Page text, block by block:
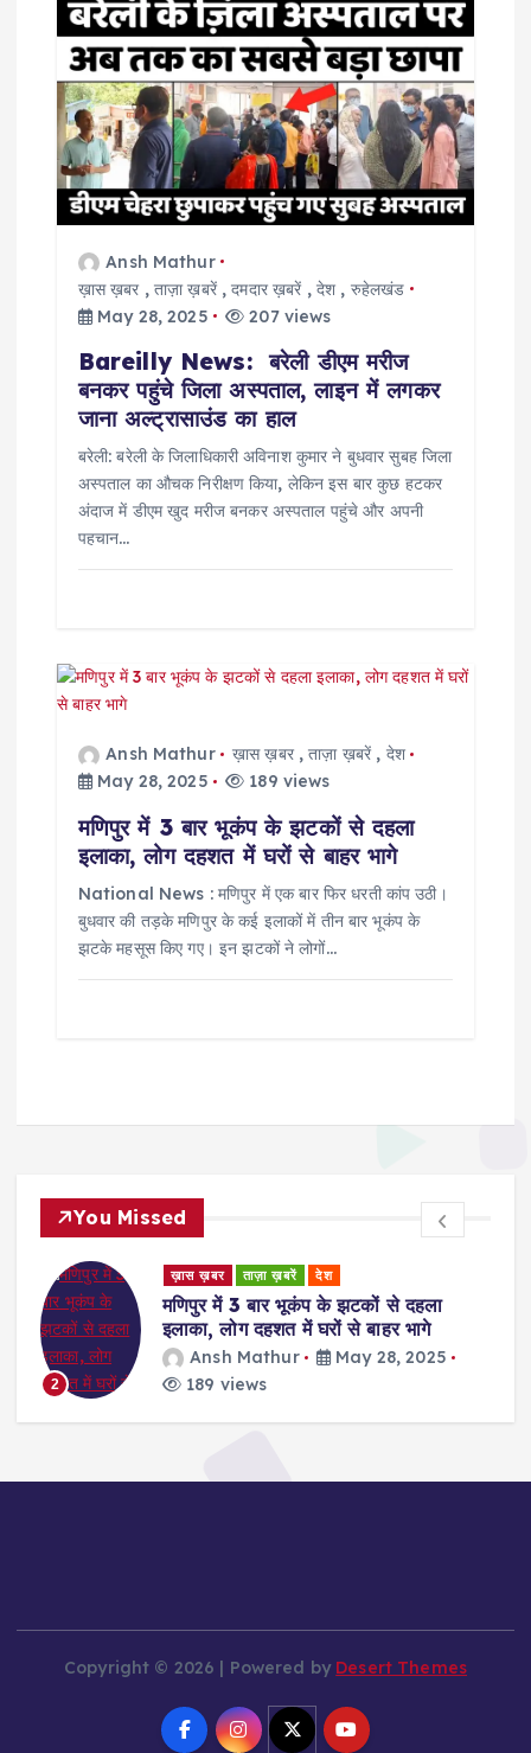
g
a
t
Ansh Mathur
ख़ास ख़बर ,ताज़ा ख़बरें,दमदार ख़बरें , देश , रुहेलखंड
May 28, 2025
207 views
Bareilly News: बरेली डीएम मरीज
बनकर पहुंचे जिला अस्पताल, लाइन में लगकर
जाना अल्ट्रासाउंड का हाल
बरेली: बरेली के जिलाधिकारी अविनाश कुमार ने बुधवार सुबह जिला
अस्पताल का औचक निरीक्षण किया, लेकिन इस बार कुछ हटकर
अंदाज में डीएम खुद मरीज बनकर अस्पताल पहुंचे और अपनी
पहचान…
Ansh Mathur ख़ास ख़बर,ताज़ा ख़बरें , देश
May 28, 2025
189 views
मणिपुर में 3 बार भूकंप के झटकों से दहला
इलाका, लोग दहशत में घरों से बाहर भागे
National News : मणिपुर में एक बार फिर धरती कांप उठी।
बुधवार की तड़के मणिपुर के कई इलाकों में तीन बार भूकंप के
झटके महसूस किए गए। इन झटकों ने लोगों…
You Missed
2
ख़ास ख़बर ताज़ा ख़बरें देश
मणिपुर में 3 बार भूकंप के झटकों से दहला
इलाका, लोग दहशत में घरों से बाहर भागे
Ansh Mathur
May 28, 2025
189 views
Copyright © 2026 | Powered by Desert Themes